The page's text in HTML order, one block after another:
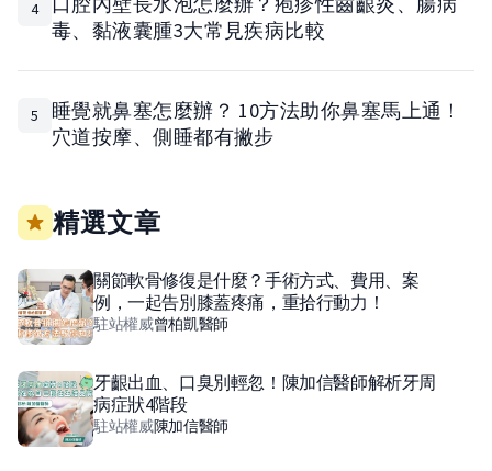
4
毒、黏液囊腫3大常見疾病比較
5
睡覺就鼻塞怎麼辦？ 10方法助你鼻塞馬上通！
穴道按摩、側睡都有撇步
精選文章
關節軟骨修復是什麼？手術方式、費用、案
例，一起告別膝蓋疼痛，重拾行動力！
駐站權威曾柏凱醫師
牙齦出血、口臭別輕忽！陳加信醫師解析牙周
病症狀4階段
駐站權威陳加信醫師